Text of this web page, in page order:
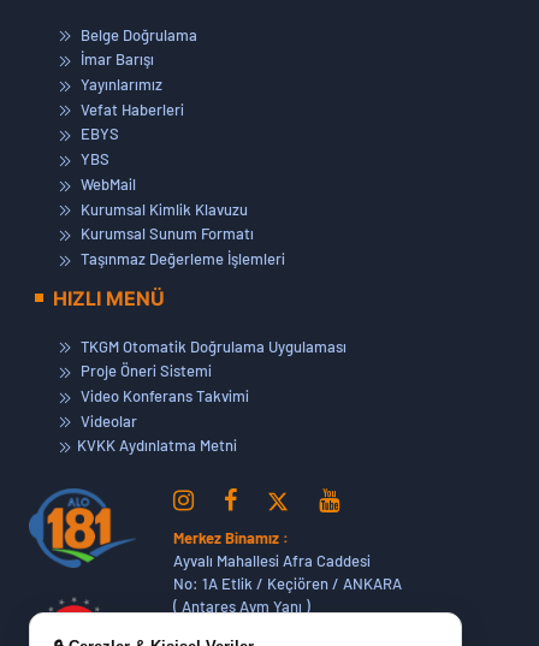
Belge Doğrulama
İmar Barışı
Yayınlarımız
Vefat Haberleri
EBYS
YBS
WebMail
Kurumsal Kimlik Klavuzu
Kurumsal Sunum Formatı
Taşınmaz Değerleme İşlemleri
HIZLI MENÜ
TKGM Otomatik Doğrulama Uygulaması
Proje Öneri Sistemi
Video Konferans Takvimi
Videolar
KVKK Aydınlatma Metni
Merkez Binamız :
Ayvalı Mahallesi Afra Caddesi
No: 1A Etlik / Keçiören / ANKARA
( Antares Avm Yanı )